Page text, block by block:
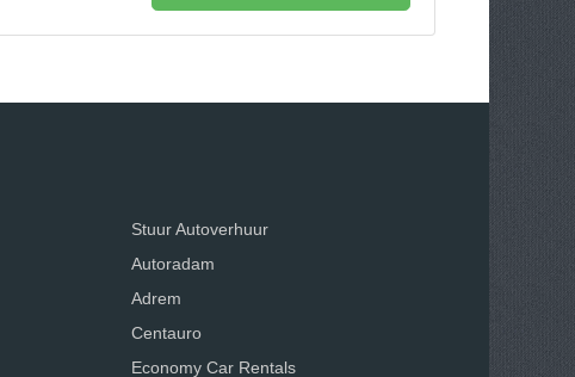
Stuur Autoverhuur
Autoradam
Adrem
Centauro
Economy Car Rentals